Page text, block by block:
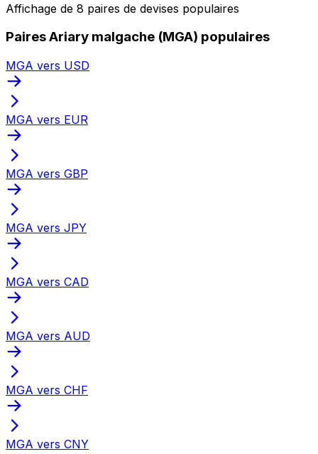
Affichage de 8 paires de devises populaires
Paires Ariary malgache (MGA) populaires
MGA vers USD
MGA vers EUR
MGA vers GBP
MGA vers JPY
MGA vers CAD
MGA vers AUD
MGA vers CHF
MGA vers CNY